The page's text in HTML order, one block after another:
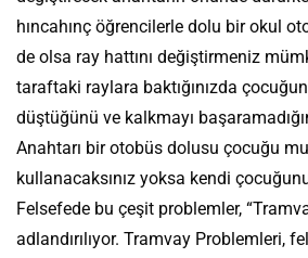
hıncahınç öğrencilerle dolu bir okul
de olsa ray hattını değiştirmeniz
taraftaki raylara baktığınızda
düştüğünü ve kalkmayı
Anahtarı bir otobüs dolusu çocuğu
kullanacaksınız yoksa kendi
Felsefede bu çeşit problemler,
adlandırılıyor. Tramvay Problemleri,